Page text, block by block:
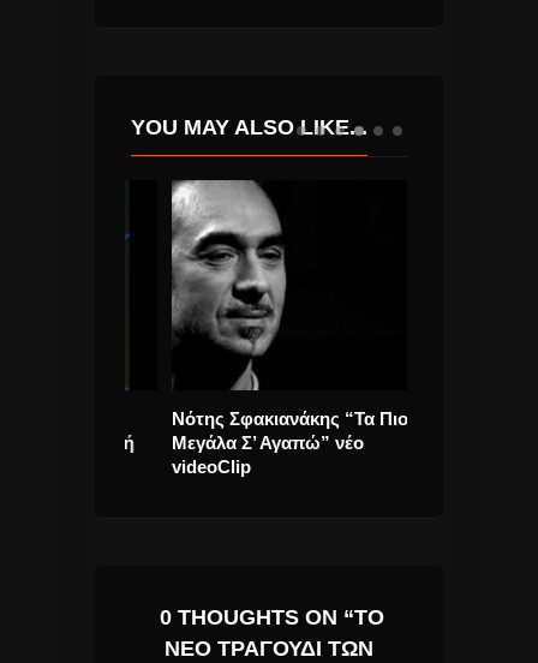
YOU MAY ALSO LIKE...
Νότης Σφακιανάκης “Τα Πιο
Μεγάλα Σ’ Αγαπώ” νέο
videoClip
0 THOUGHTS ON “ΤΟ
ΝΈΟ ΤΡΑΓΟΎΔΙ ΤΩΝ